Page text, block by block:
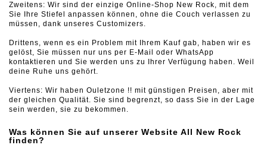
Zweitens: Wir sind der einzige Online-Shop New Rock, mit dem
Sie Ihre Stiefel anpassen können, ohne die Couch verlassen zu
müssen, dank unseres Customizers.
Drittens, wenn es ein Problem mit Ihrem Kauf gab, haben wir es
gelöst, Sie müssen nur uns per E-Mail oder WhatsApp
kontaktieren und Sie werden uns zu Ihrer Verfügung haben. Weil
deine Ruhe uns gehört.
Viertens: Wir haben Ouletzone !! mit günstigen Preisen, aber mit
der gleichen Qualität. Sie sind begrenzt, so dass Sie in der Lage
sein werden, sie zu bekommen.
Was können Sie auf unserer Website All New Rock
finden?